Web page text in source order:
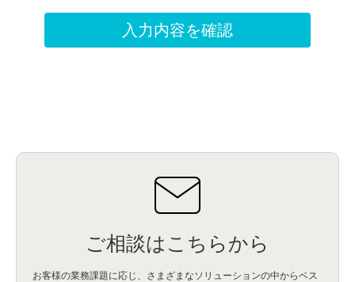
ご相談はこちらから
お客様の業務課題に応じ、さまざまなソリューションの中からベス